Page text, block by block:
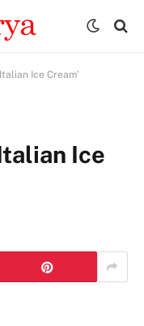
Ice Cream’
Ice